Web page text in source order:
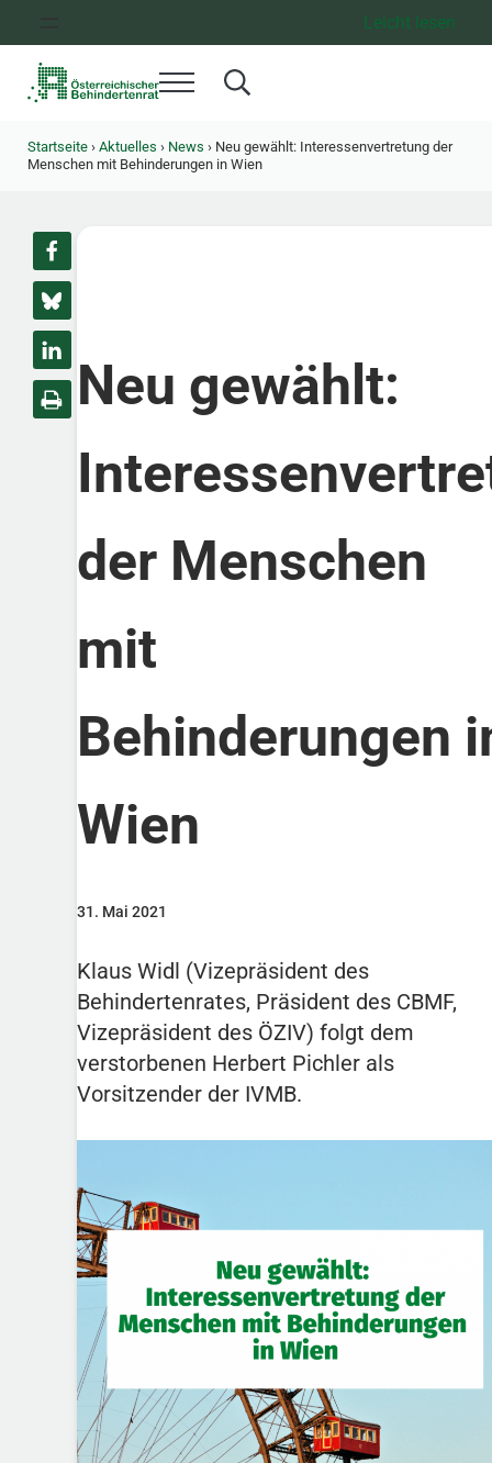
Leicht lesen
Menü Search...
Startseite › Aktuelles › News ›Neu gewählt: Interessenvertretung der
Menschen mit Behinderungen in Wien
Neu gewählt:
der Menschen
mit
Behinderungen
Wien
31. Mai 2021
Klaus Widl (Vizepräsident des
Behindertenrates, Präsident des CBMF,
Vizepräsident des ÖZIV) folgt dem
verstorbenen Herbert Pichler als
Vorsitzender der IVMB.